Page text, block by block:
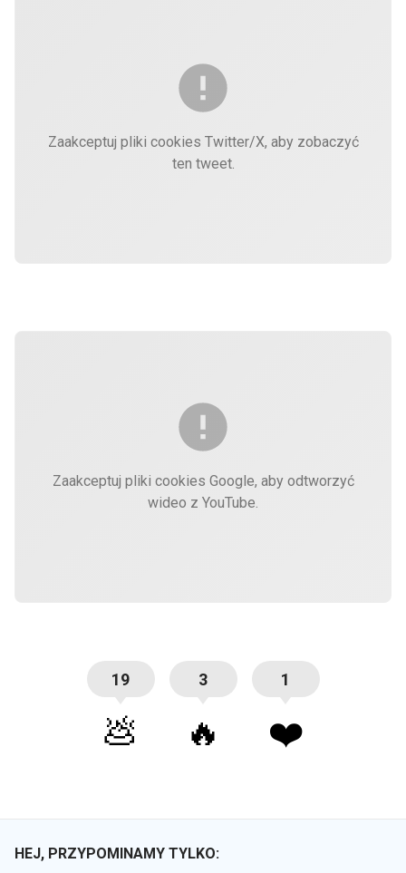
Zaakceptuj pliki cookies Twitter/X, aby zobaczyć
ten tweet.
Zaakceptuj pliki cookies Google, aby odtworzyć
wideo z YouTube.
19
💩
3
🔥
1
❤️
HEJ, PRZYPOMINAMY TYLKO: